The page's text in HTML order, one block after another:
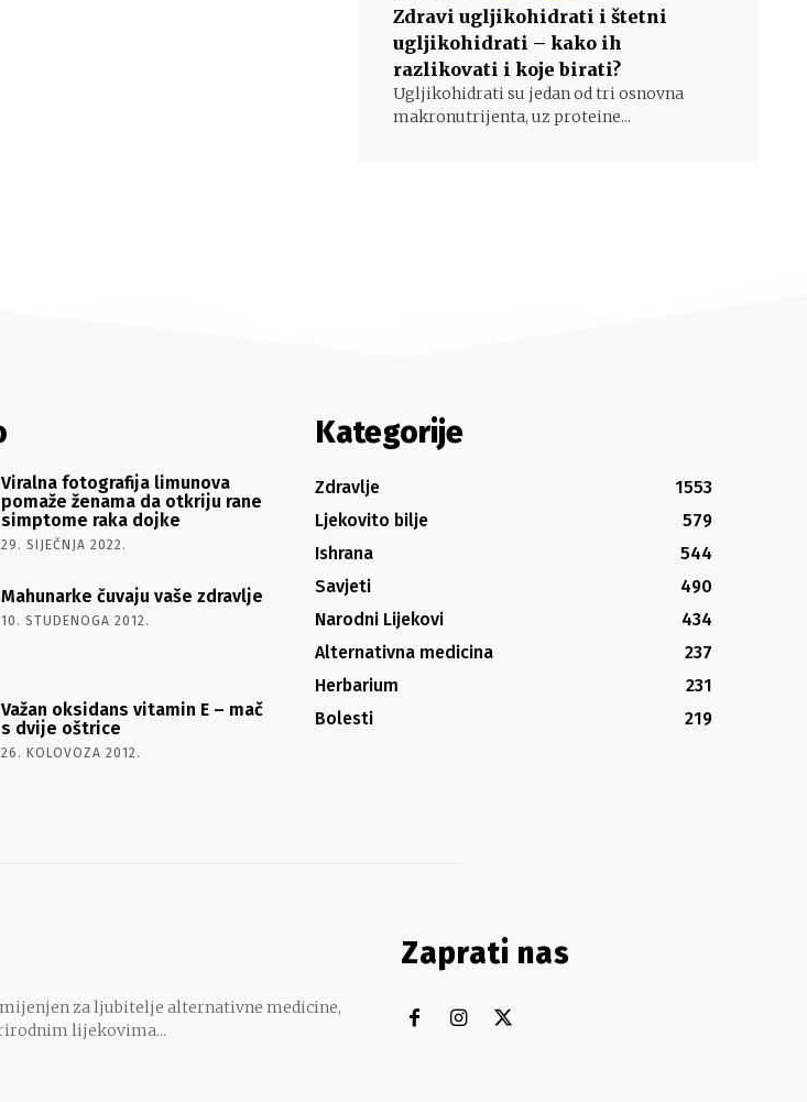
Zdravi ugljikohidrati i štetni
ugljikohidrati – kako ih
razlikovati i koje birati?
Ugljikohidrati su jedan od tri osnovna
makronutrijenta, uz proteine...
Viralna fotografija limunova
pomaže ženama da otkriju rane
simptome raka dojke
29. SIJEČNJA 2022.
Mahunarke čuvaju vaše zdravlje
10. STUDENOGA 2012.
Važan oksidans vitamin E – mač
s dvije oštrice
26. KOLOVOZA 2012.
Kategorije
Zdravlje
1553
Ljekovito bilje
579
Ishrana
544
Savjeti
490
Narodni Lijekovi
434
Alternativna medicina
237
Herbarium
231
Bolesti
219
za ljubitelje alternativne medicine,
lijekovima...
Zaprati nas